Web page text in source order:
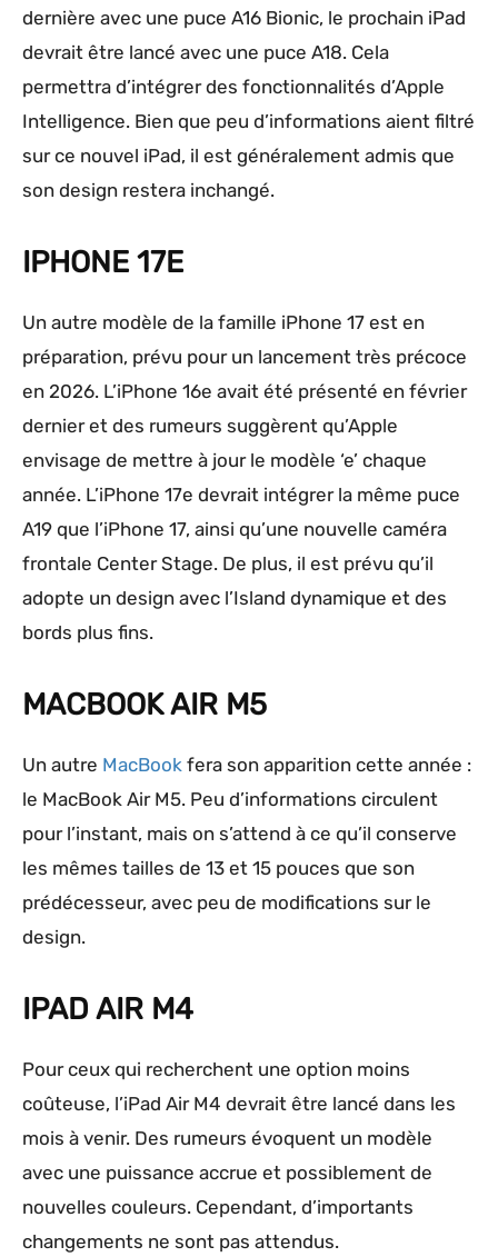
dernière avec une puce A16 Bionic, le prochain iPad
devrait être lancé avec une puce A18. Cela
permettra d’intégrer des fonctionnalités d’Apple
Intelligence. Bien que peu d’informations aient filtré
sur ce nouvel iPad, il est généralement admis que
son design restera inchangé.
IPHONE 17E
Un autre modèle de la famille iPhone 17 est en
préparation, prévu pour un lancement très précoce
en 2026. L’iPhone 16e avait été présenté en février
dernier et des rumeurs suggèrent qu’Apple
envisage de mettre à jour le modèle ‘e’ chaque
année. L’iPhone 17e devrait intégrer la même puce
A19 que l’iPhone 17, ainsi qu’une nouvelle caméra
frontale Center Stage. De plus, il est prévu qu’il
adopte un design avec l’Island dynamique et des
bords plus fins.
MACBOOK AIR M5
Un autre MacBook fera son apparition cette année :
le MacBook Air M5. Peu d’informations circulent
pour l’instant, mais on s’attend à ce qu’il conserve
les mêmes tailles de 13 et 15 pouces que son
prédécesseur, avec peu de modifications sur le
design.
IPAD AIR M4
Pour ceux qui recherchent une option moins
coûteuse, l’iPad Air M4 devrait être lancé dans les
mois à venir. Des rumeurs évoquent un modèle
avec une puissance accrue et possiblement de
nouvelles couleurs. Cependant, d’importants
changements ne sont pas attendus.